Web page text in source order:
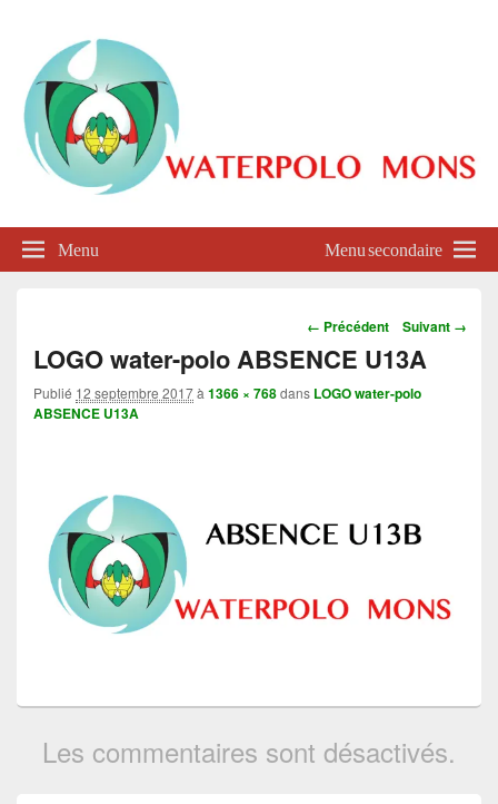
Waterpolo Mons
Menu Menu secondaire
Navigation
dans
les
images
← Précédent Suivant →
LOGO water-polo ABSENCE U13A
Publié 12 septembre 2017à 1366 × 768dans LOGO water-polo
ABSENCE U13A
Les commentaires sont désactivés.